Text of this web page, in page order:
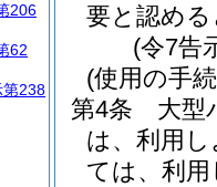
要と認め
(令7告
(使用の手
第4条
大型
は、利用
ては、利
206
62
第238